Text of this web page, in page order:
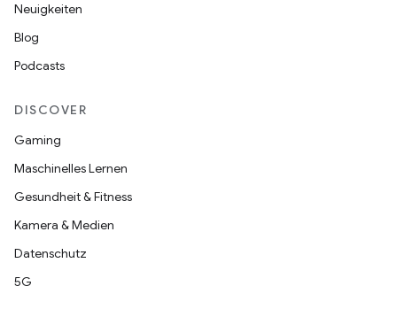
Neuigkeiten
Blog
Podcasts
DISCOVER
Gaming
Maschinelles Lernen
Gesundheit & Fitness
Kamera & Medien
Datenschutz
5G